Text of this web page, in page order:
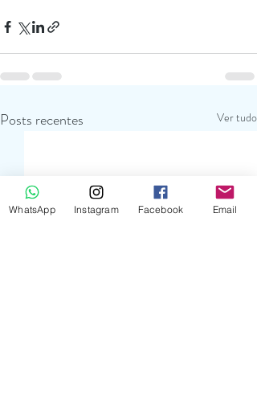
Posts recentes Ver tudo
WhatsApp Instagram Facebook Email